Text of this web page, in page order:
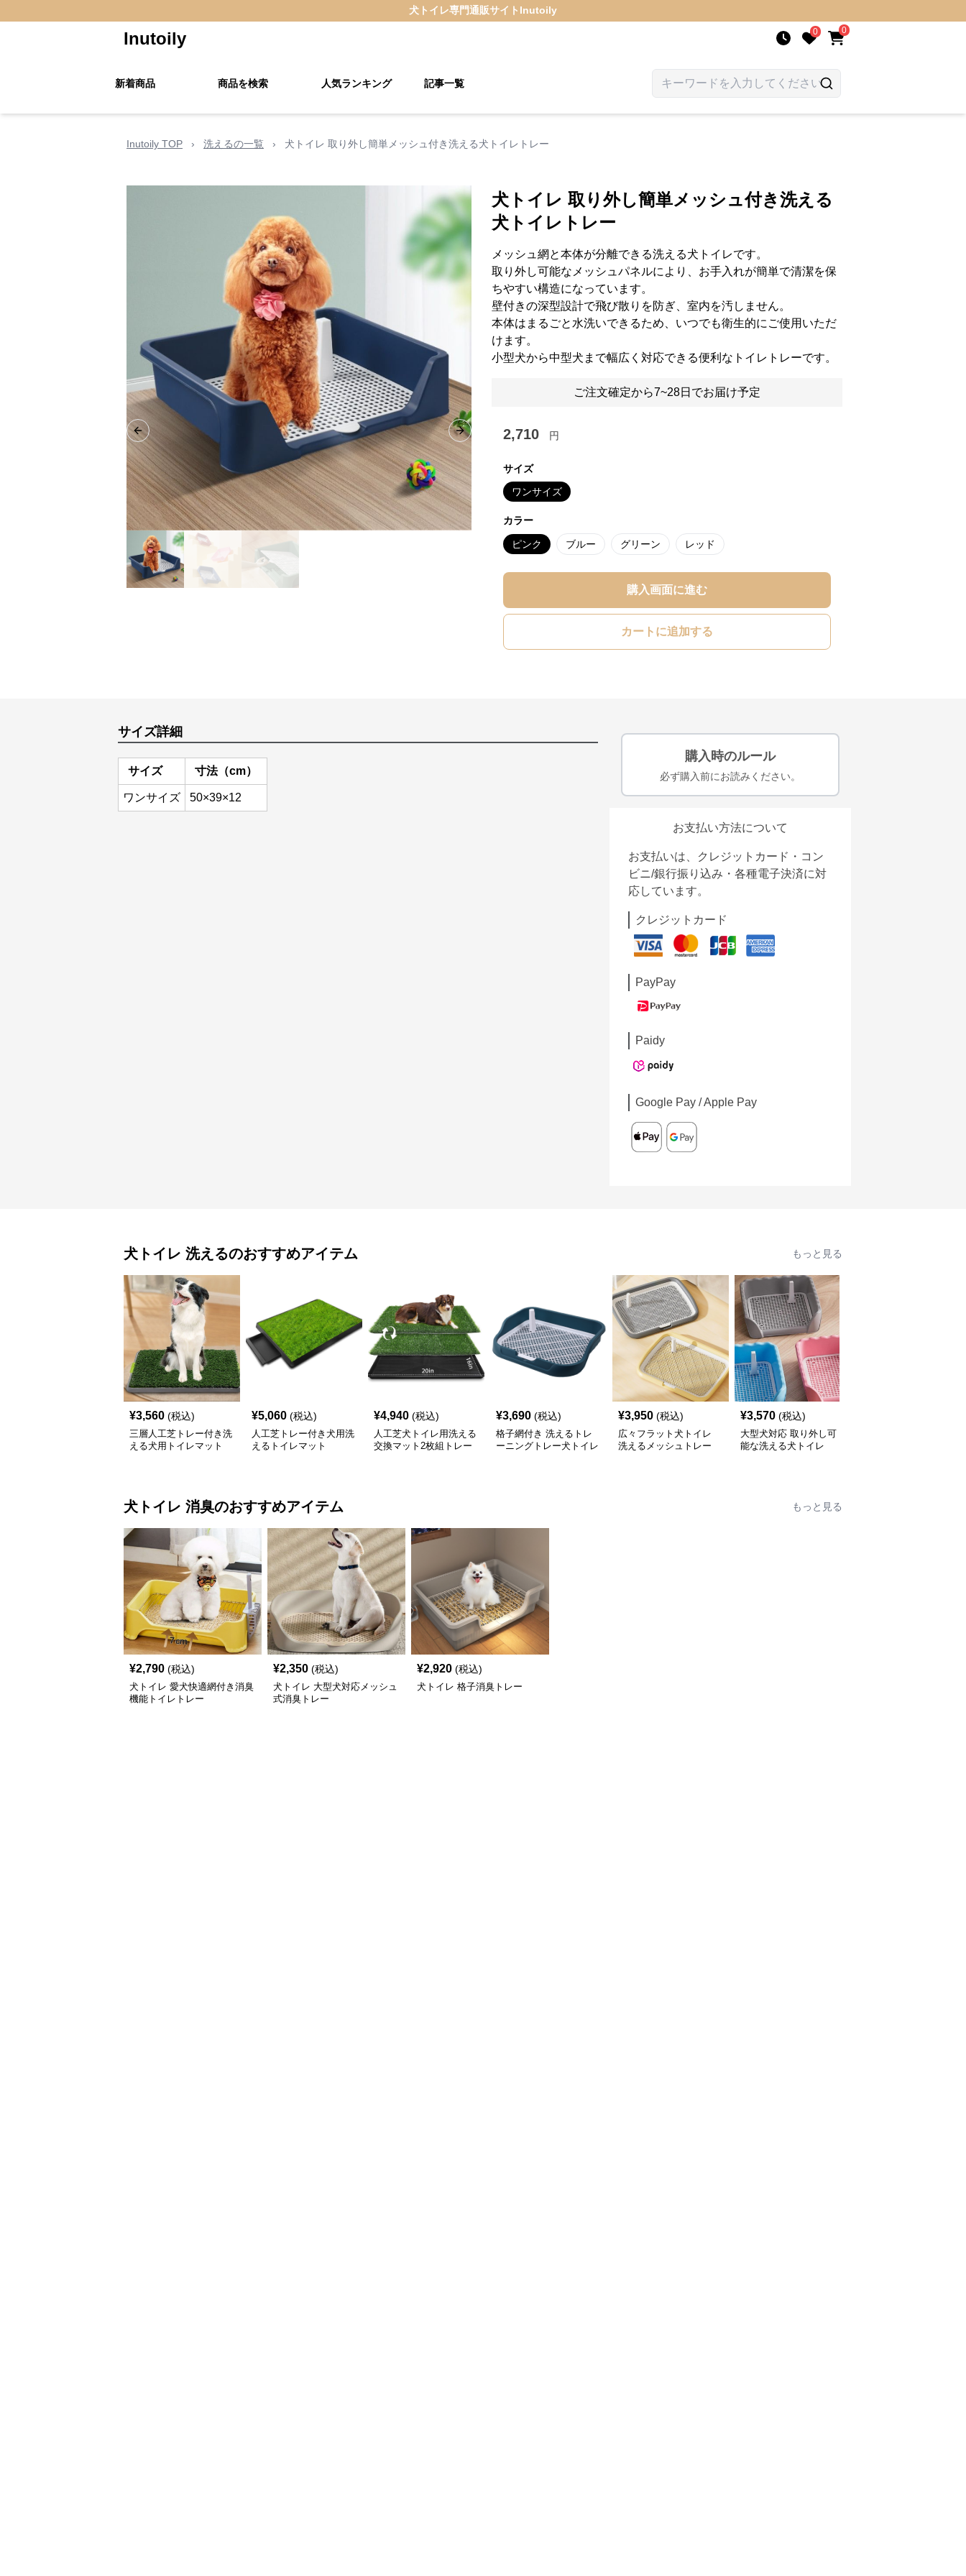
犬トイレ専門通販サイト Inutoily
Inutoily 0 0
新着商品 商品を検索 人気ランキング 記事一覧
Inutoily TOP › 洗えるの一覧 › 犬トイレ 取り外し簡単メッシュ付き洗える犬トイレトレー
Previous slide Next slide
犬トイレ 取り外し簡単メッシュ付き洗える
犬トイレトレー
メッシュ網と本体が分離できる洗える犬トイレです。
取り外し可能なメッシュパネルにより、お手入れが簡単で清潔を保
ちやすい構造になっています。
壁付きの深型設計で飛び散りを防ぎ、室内を汚しません。
本体はまるごと水洗いできるため、いつでも衛生的にご使用いただ
けます。
小型犬から中型犬まで幅広く対応できる便利なトイレトレーです。
ご注文確定から7~28日でお届け予定
2,710 円
サイズ
ワンサイズ
カラー
ピンク ブルー グリーン レッド
購入画面に進む
カートに追加する
サイズ詳細
サイズ 寸法（cm）
ワンサイズ 50×39×12
購入時のルール
必ず購入前にお読みください。
お支払い方法について
お支払いは、クレジットカード・コン
ビニ/銀行振り込み・各種電子決済に対
応しています。
クレジットカード
PayPay
Paidy
Google Pay / Apple Pay
犬トイレ 洗えるのおすすめアイテム もっと見る
¥3,560 (税込)
三層人工芝トレー付き洗
える犬用トイレマット
¥5,060 (税込)
人工芝トレー付き犬用洗
えるトイレマット
¥4,940 (税込)
人工芝犬トイレ用洗える
交換マット2枚組トレー
¥3,690 (税込)
格子網付き 洗えるトレ
ーニングトレー犬トイレ
¥3,950 (税込)
広々フラット犬トイレ
洗えるメッシュトレー
¥3,570 (税込)
大型犬対応 取り外し可
能な洗える犬トイレ
犬トイレ 消臭のおすすめアイテム もっと見る
¥2,790 (税込)
犬トイレ 愛犬快適網付き消臭
機能トイレトレー
¥2,350 (税込)
犬トイレ 大型犬対応メッシュ
式消臭トレー
¥2,920 (税込)
犬トイレ 格子消臭トレー